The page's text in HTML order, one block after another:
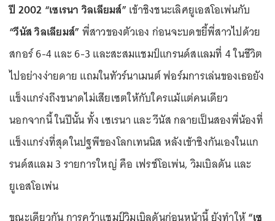
ปี 2002 “เซเรนา วิลเลียมส์” เข้าชิงชนะเลิศยูเอสโอเพ่นกับ
“วีนัส วิลเลียมส์” พี่สาวของตัวเอง ก่อนจะบดขยี้พี่สาวไปด้วย
สกอร์ 6-4 และ 6-3 และสะสมแชมป์แกรนด์สแลมที่ 4 ในชีวิต
ไปอย่างง่ายดาย แถมในทัวร์นาเมนต์ ฟอร์มการเล่นของเธอยัง
แข็งแกร่งถึงขนาดไม่เสียเซตให้กับใครแม้แต่คนเดียว
นอกจากนี้ ในปีนั้น ทั้ง เซเรนา และ วีนัส กลายเป็นสองพี่น้องที่
แข็งแกร่งที่สุดในปฐพีของโลกเทนนิส หลังเข้าชิงกันเองในแก
รนด์สแลม 3 รายการใหญ่ คือ เฟรช์โอเพ่น, วิมเบิลดัน และ
ยูเอสโอเพ่น